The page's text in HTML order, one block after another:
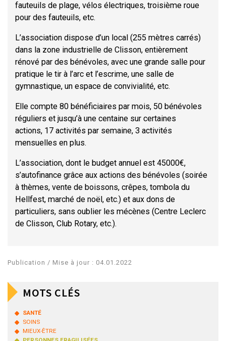
fauteuils de plage, vélos électriques, troisième roue
pour des fauteuils, etc.
L’association dispose d’un local (255 mètres carrés)
dans la zone industrielle de Clisson, entièrement
rénové par des bénévoles, avec une grande salle pour
pratique le tir à l’arc et l’escrime, une salle de
gymnastique, un espace de convivialité, etc.
Elle compte 80 bénéficiaires par mois, 50 bénévoles
réguliers et jusqu’à une centaine sur certaines
actions, 17 activités par semaine, 3 activités
mensuelles en plus.
L’association, dont le budget annuel est 45000€,
s’autofinance grâce aux actions des bénévoles (soirée
à thèmes, vente de boissons, crêpes, tombola du
Hellfest, marché de noël, etc.) et aux dons de
particuliers, sans oublier les mécènes (Centre Leclerc
de Clisson, Club Rotary, etc.).
Publication / Mise à jour : 04.01.2022
MOTS CLÉS
SANTÉ
SOINS
MIEUX-ÊTRE